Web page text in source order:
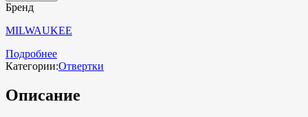
Бренд
MILWAUKEE
Подробнее
Категории:Отвертки
Описание